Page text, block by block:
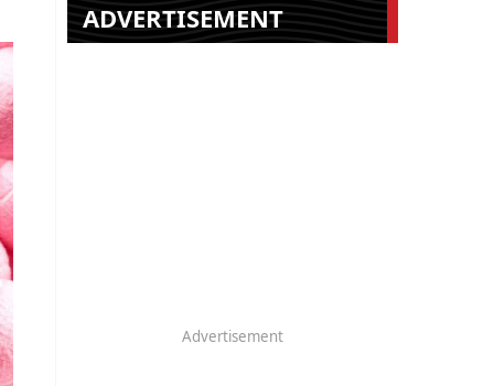
ADVERTISEMENT
Advertisement